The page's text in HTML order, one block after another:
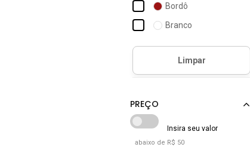
Bordô
Branco
Bronze
Caramelo
Dourado
abaixo de R$ 50